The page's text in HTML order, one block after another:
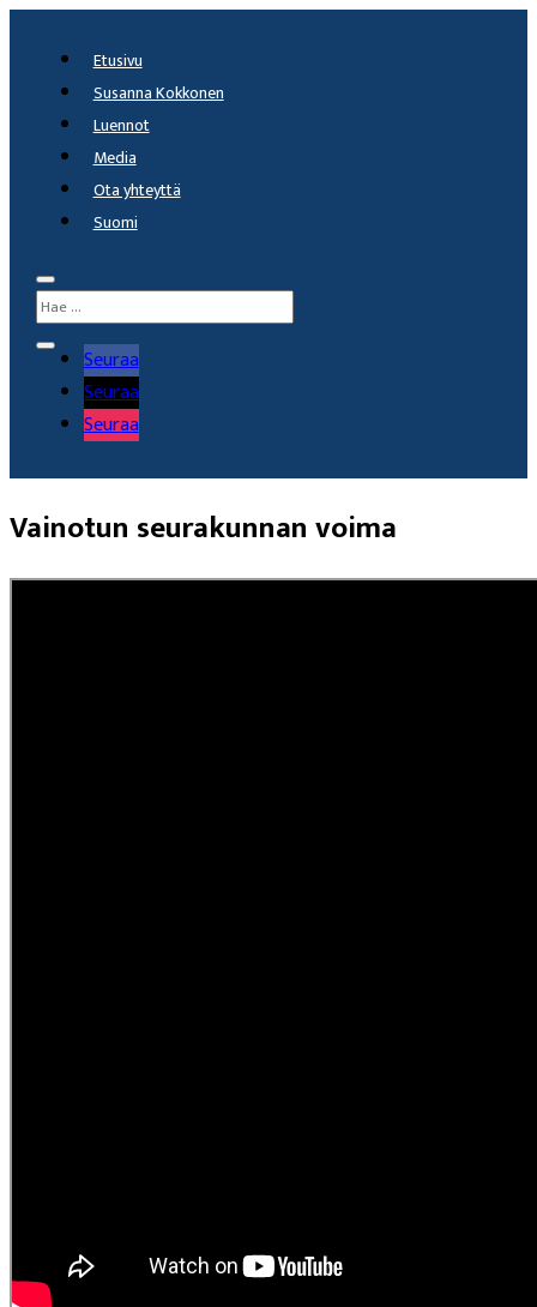
Etusivu
Susanna Kokkonen
Luennot
Media
Ota yhteyttä
Suomi
Seuraa
Seuraa
Seuraa
Vainotun seurakunnan voima